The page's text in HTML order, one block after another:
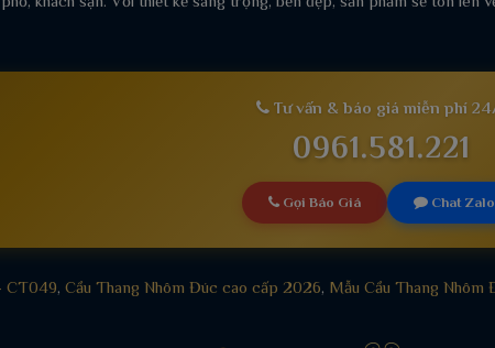
Tư vấn & báo giá miễn phí
0961.581.221
Gọi Báo Giá Chat Zalo
CT049, Cầu Thang Nhôm Đúc cao cấp 2026, Mẫu Cầu Thang Nhôm